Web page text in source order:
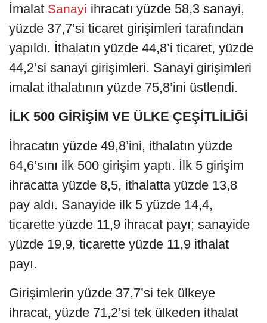
İmalat Sanayi ihracatı yüzde 58,3 sanayi,
yüzde 37,7’si ticaret girişimleri tarafından
yapıldı. İthalatın yüzde 44,8’i ticaret, yüzde
44,2’si sanayi girişimleri. Sanayi girişimleri
imalat ithalatının yüzde 75,8’ini üstlendi.
İLK 500 GİRİŞİM VE ÜLKE ÇEŞİTLİLİĞİ
İhracatın yüzde 49,8’ini, ithalatın yüzde
64,6’sını ilk 500 girişim yaptı. İlk 5 girişim
ihracatta yüzde 8,5, ithalatta yüzde 13,8
pay aldı. Sanayide ilk 5 yüzde 14,4,
ticarette yüzde 11,9 ihracat payı; sanayide
yüzde 19,9, ticarette yüzde 11,9 ithalat
payı.
Girişimlerin yüzde 37,7’si tek ülkeye
ihracat, yüzde 71,2’si tek ülkeden ithalat